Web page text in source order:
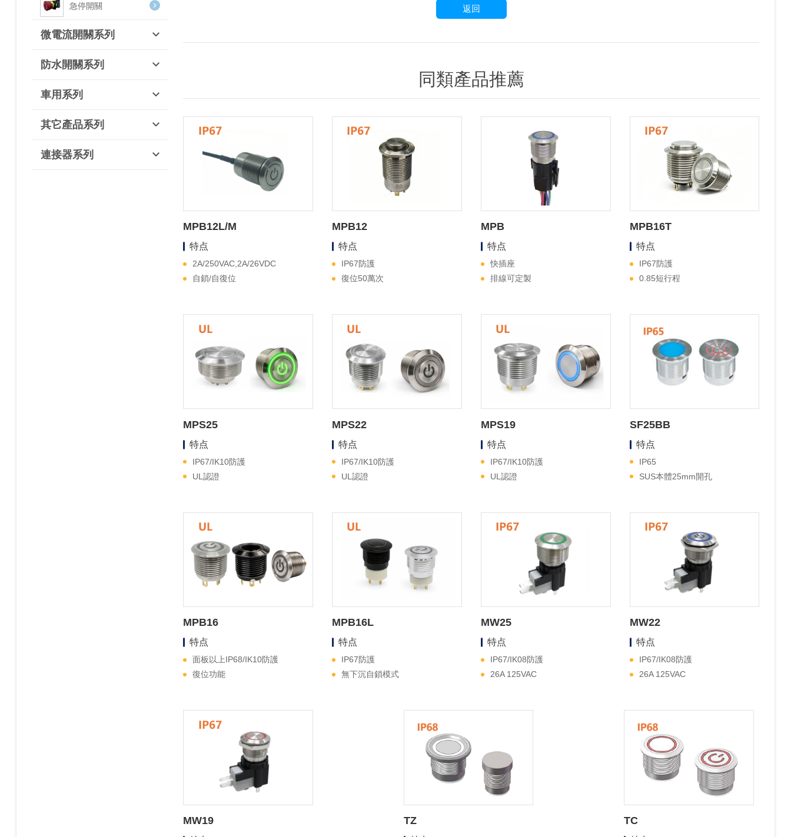
急停開關
微電流開關系列
防水開關系列
車用系列
其它產品系列
連接器系列
返回
同類產品推薦
MPB12L/M
特点
2A/250VAC,2A/26VDC
自鎖/自復位
MPB12
特点
IP67防護
復位50萬次
MPB
特点
快插座
排線可定製
MPB16T
特点
IP67防護
0.85短行程
MPS25
特点
IP67/IK10防護
UL認證
MPS22
特点
IP67/IK10防護
UL認證
MPS19
特点
IP67/IK10防護
UL認證
SF25BB
特点
IP65
SUS本體25mm開孔
MPB16
特点
面板以上IP68/IK10防護
復位功能
MPB16L
特点
IP67防護
無下沉自鎖模式
MW25
特点
IP67/IK08防護
26A 125VAC
MW22
特点
IP67/IK08防護
26A 125VAC
MW19 TZ TC